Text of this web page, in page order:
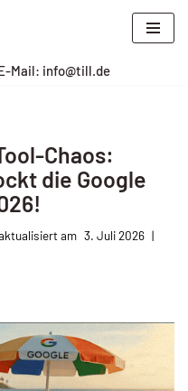
Mail: info@till.de
Chaos:
die Google
3. Juli 2026